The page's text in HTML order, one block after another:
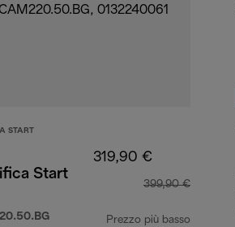
START
Start
319,90 €
399,90 €
Prezzo più basso